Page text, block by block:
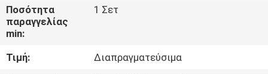
ΈΛΕΓΧΟΣ
ΠΟΙΌΤΗΤΑΣ
Ποσότητα
παραγγελίας
min:
1 Σετ
Τιμή:
Διαπραγματεύσιμα